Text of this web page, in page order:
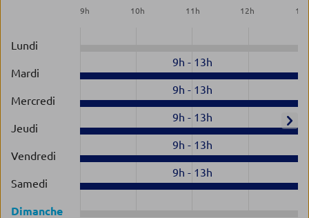
9h 10h 11 h 12h 13
Lundi
Mardi
9h - 13h
Mercredi
9h - 13h
Jeudi
9h - 13h
Vendredi
9h - 13h
Samedi
9h - 13h
Dimanche